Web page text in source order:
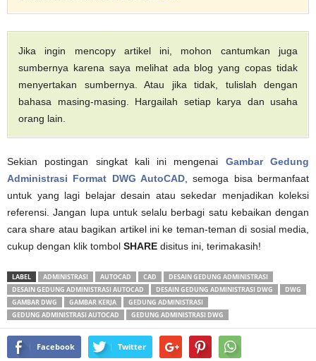
Jika ingin mencopy artikel ini, mohon cantumkan juga
sumbernya karena saya melihat ada blog yang copas tidak
menyertakan sumbernya. Atau jika tidak, tulislah dengan
bahasa masing-masing. Hargailah setiap karya dan usaha
orang lain.
Sekian postingan singkat kali ini mengenai Gambar Gedung
Administrasi Format DWG AutoCAD , semoga bisa bermanfaat
untuk yang lagi belajar desain atau sekedar menjadikan koleksi
referensi. Jangan lupa untuk selalu berbagi satu kebaikan dengan
cara share atau bagikan artikel ini ke teman-teman di sosial media,
cukup dengan klik tombol SHARE disitus ini, terimakasih!
LABEL ADMINISTRASI AUTOCAD CAD
DESAIN GEDUNG ADMINISTRASI
DESAIN GEDUNG ADMINISTRASI AUTOCAD
DESAIN GEDUNG ADMINISTRASI DWG
DWG
GAMBAR DWG
GAMBAR KERJA
GEDUNG ADMINISTRASI
GEDUNG ADMINISTRASI AUTOCAD
GEDUNG ADMINISTRASI DWG
Facebook Twitter